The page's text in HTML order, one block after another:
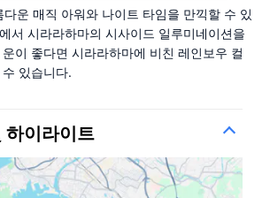
운 매직 아워와 나이트 타임을 만끽할 수 있
서 시라라하마의 시사이드 일루미네이션을
이 좋다면 시라라하마에 비친 레인보우 컬
있습니다.
하이라이트